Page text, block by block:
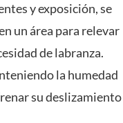
y exposición, se
un área para relevar
de labranza.
la humedad
su deslizamiento